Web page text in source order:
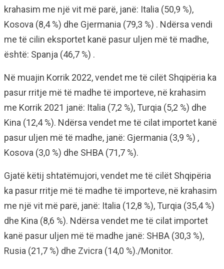
krahasim me një vit më parë, janë: Italia (50,9 %),
Kosova (8,4 %) dhe Gjermania (79,3 %) . Ndërsa vendi
me të cilin eksportet kanë pasur uljen më të madhe,
është: Spanja (46,7 %) .
Në muajin Korrik 2022, vendet me të cilët Shqipëria ka
pasur rritje më të madhe të importeve, në krahasim
me Korrik 2021 janë: Italia (7,2 %), Turqia (5,2 %) dhe
Kina (12,4 %). Ndërsa vendet me të cilat importet kanë
pasur uljen më të madhe, janë: Gjermania (3,9 %) ,
Kosova (3,0 %) dhe SHBA (71,7 %).
Gjatë këtij shtatëmujori, vendet me të cilët Shqipëria
ka pasur rritje më të madhe të importeve, në krahasim
me një vit më parë, janë: Italia (12,8 %), Turqia (35,4 %)
dhe Kina (8,6 %). Ndërsa vendet me të cilat importet
kanë pasur uljen më të madhe janë: SHBA (30,3 %),
Rusia (21,7 %) dhe Zvicra (14,0 %)./Monitor.